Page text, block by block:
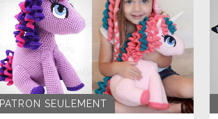
PATRON SEULEMENT